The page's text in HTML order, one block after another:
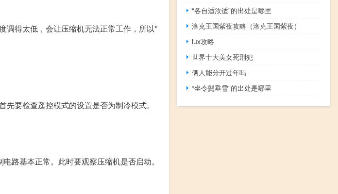
调得太低，会让压缩机无法正常工作，所以*
要检查遥控模式的设置是否为制冷模式。
路基本正常。此时要观察压缩机是否启动。
“各自适汝适”的出处是哪里
洛克王国紫夜攻略（洛克王国紫夜）
lux攻略
世界十大美女死刑犯
俩人能分开过年吗
“坐令鬓垂雪”的出处是哪里